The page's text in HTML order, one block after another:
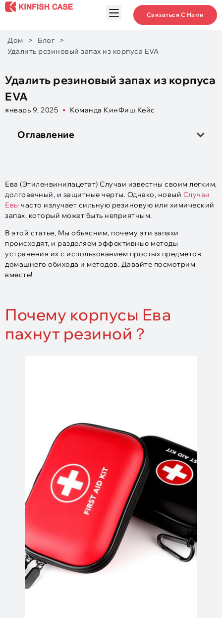
Связаться С Нами
Дом > Блог
>
Удалить резиновый запах из корпуса EVA
Удалить резиновый запах из корпуса
EVA
январь 9, 2025 Команда КинФиш Кейс
Оглавление
Ева (Этиленвинилацетат) Случаи известны своим легким,
долговечный, и защитные черты. Однако, новый Случаи
Евы часто излучает сильную резиновую или химический
запах, который может быть неприятным.
В этой статье, Мы объясним, почему эти запахи
происходят, и разделяем эффективные методы
устранения их с использованием простых предметов
домашнего обихода и методов. Давайте посмотрим
вместе!
Почему корпусы Ева
пахнут резиной？